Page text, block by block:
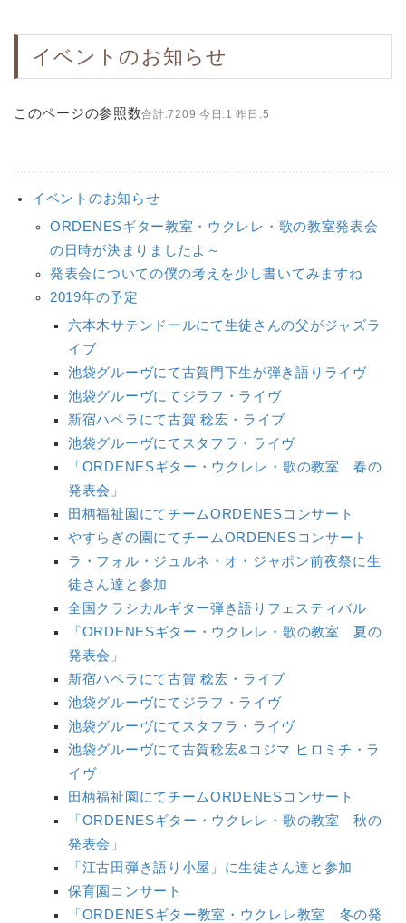
イベントのお知らせ
このページの参照数合計:7209 今日:1 昨日:5
イベントのお知らせ
ORDENESギター教室・ウクレレ・歌の教室発表会
の日時が決まりましたよ～
発表会についての僕の考えを少し書いてみますね
2019年の予定
六本木サテンドールにて生徒さんの父がジャズラ
イブ
池袋グルーヴにて古賀門下生が弾き語りライヴ
池袋グルーヴにてジラフ・ライヴ
新宿ハペラにて古賀 稔宏・ライブ
池袋グルーヴにてスタフラ・ライヴ
「ORDENESギター・ウクレレ・歌の教室 春の
発表会」
田柄福祉園にてチームORDENESコンサート
やすらぎの園にてチームORDENESコンサート
ラ・フォル・ジュルネ・オ・ジャポン前夜祭に生
徒さん達と参加
全国クラシカルギター弾き語りフェスティバル
「ORDENESギター・ウクレレ・歌の教室 夏の
発表会」
新宿ハペラにて古賀 稔宏・ライブ
池袋グルーヴにてジラフ・ライヴ
池袋グルーヴにてスタフラ・ライヴ
池袋グルーヴにて古賀稔宏&コジマ ヒロミチ・ラ
イヴ
田柄福祉園にてチームORDENESコンサート
「ORDENESギター・ウクレレ・歌の教室 秋の
発表会」
「江古田弾き語り小屋」に生徒さん達と参加
保育園コンサート
「ORDENESギター教室・ウクレレ教室 冬の発